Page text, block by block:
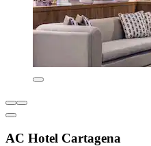
AC Hotel Cartagena